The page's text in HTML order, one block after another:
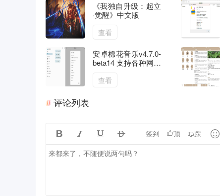
《我独自升级：起立
·觉醒》中文版
查看
安卓棉花音乐v4.7.0-
beta14 支持各种网盘
的音乐播放器
查看
评论列表
    签到 顶 踩 